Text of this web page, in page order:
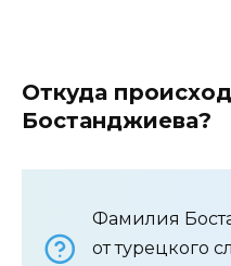
Откуда
Бостанджиева?
Фамилия
от турецкого